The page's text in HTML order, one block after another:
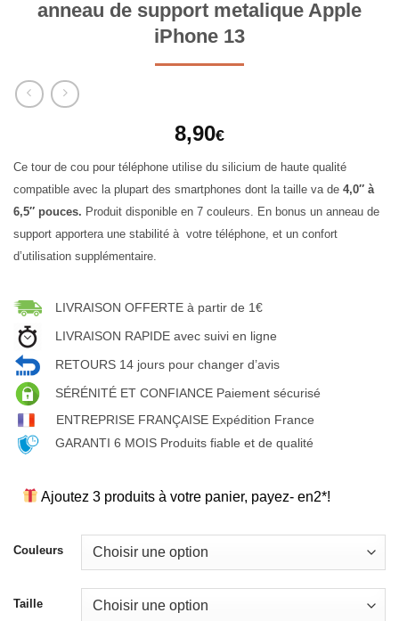
anneau de support metalique Apple
iPhone 13
8,90€
Ce tour de cou pour téléphone utilise du silicium de haute qualité
compatible avec la plupart des smartphones dont la taille va de 4,0″ à
6,5″ pouces. Produit disponible en 7 couleurs. En bonus un anneau de
support apportera une stabilité à votre téléphone, et un confort
d’utilisation supplémentaire.
LIVRAISON OFFERTE à partir de 1€
LIVRAISON RAPIDE avec suivi en ligne
RETOURS 14 jours pour changer d’avis
SÉRÉNITÉ ET CONFIANCE Paiement sécurisé
ENTREPRISE FRANÇAISE Expédition France
GARANTI 6 MOIS Produits fiable et de qualité
Ajoutez 3 produits à votre panier, payez- en2*!
Couleurs
Taille